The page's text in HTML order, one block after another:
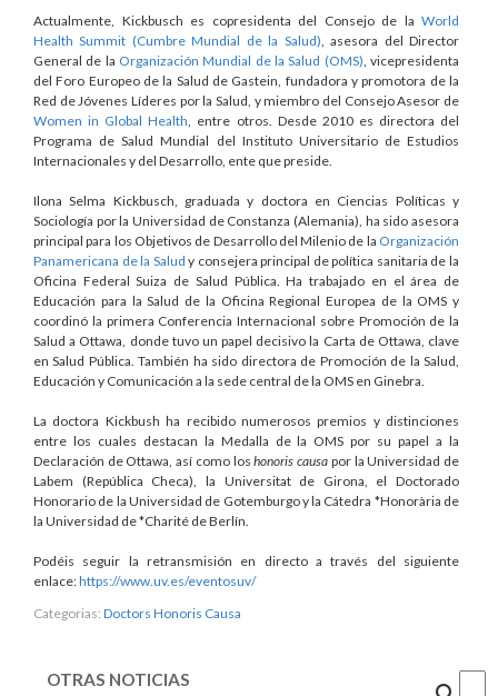
Actualmente, Kickbusch es copresidenta del Consejo de la World
Health Summit (Cumbre Mundial de la Salud) , asesora del Director
General de la Organización Mundial de la Salud (OMS) , vicepresidenta
del Foro Europeo de la Salud de Gastein, fundadora y promotora de la
Red de Jóvenes Líderes por la Salud, y miembro del Consejo Asesor de
Women in Global Health , entre otros. Desde 2010 es directora del
Programa de Salud Mundial del Instituto Universitario de Estudios
Internacionales y del Desarrollo, ente que preside.
Ilona Selma Kickbusch, graduada y doctora en Ciencias Políticas y
Sociología por la Universidad de Constanza (Alemania), ha sido asesora
principal para los Objetivos de Desarrollo del Milenio de la Organización
Panamericana de la Salud y consejera principal de política sanitaria de la
Oficina Federal Suiza de Salud Pública. Ha trabajado en el área de
Educación para la Salud de la Oficina Regional Europea de la OMS y
coordinó la primera Conferencia Internacional sobre Promoción de la
Salud a Ottawa, donde tuvo un papel decisivo la Carta de Ottawa, clave
en Salud Pública. También ha sido directora de Promoción de la Salud,
Educación y Comunicación a la sede central de la OMS en Ginebra.
La doctora Kickbush ha recibido numerosos premios y distinciones
entre los cuales destacan la Medalla de la OMS por su papel a la
Declaración de Ottawa, así como loshonoris causa por la Universidad de
Labem (República Checa), la Universitat de Girona, el Doctorado
Honorario de la Universidad de Gotemburgo y la Cátedra *Honorària de
la Universidad de *Charité de Berlín.
Podéis seguir la retransmisión en directo a través del siguiente
enlace:https://www.uv.es/eventosuv/
Categorias: Doctors Honoris Causa
OTRAS NOTICIAS